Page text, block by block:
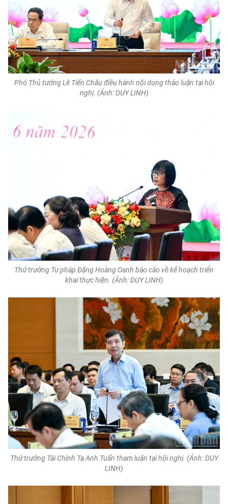
Phó Thủ tướng Lê Tiến Châu điều hành nội dung thảo luận tại hội
nghị. (Ảnh: DUY LINH)
Thứ trưởng Tư pháp Đặng Hoàng Oanh báo cáo về kế hoạch triển
khai thực hiện. (Ảnh: DUY LINH)
Thứ trưởng Tài Chính Tạ Anh Tuấn tham luận tại hội nghị. (Ảnh: DUY
LINH)